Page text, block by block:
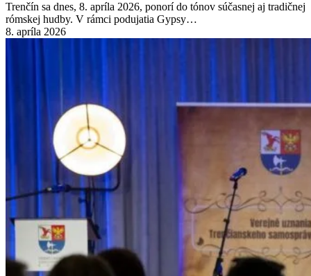
Trenčín sa dnes, 8. apríla 2026, ponorí do tónov súčasnej aj tradičnej
rómskej hudby. V rámci podujatia Gypsy…
8. apríla 2026